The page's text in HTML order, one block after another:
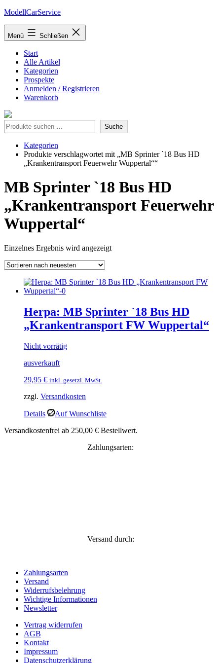
Zum
springen
ModellCarService
Menü Schließen
Start
Alle Artikel
Kategorien
Prospekte
Anmelden / Registrieren
Warenkorb
Suche Suche
Kategorien
Produkte verschlagwortet mit „MB Sprinter `18 Bus HD
„Krankentransport Feuerwehr Wuppertal““
MB Sprinter `18 Bus HD
„Krankentransport Feuerwehr
Wuppertal“
Einzelnes Ergebnis wird angezeigt
Herpa: MB Sprinter `18 Bus HD
„Krankentransport FW Wuppertal“
Nicht vorrätig
ausverkauft
29,95 € inkl. gesetzl. MwSt.
zzgl. Versandkosten
Details
Auf Wunschliste
Versandkostenfrei ab 250,00 € Bestellwert.
Zahlungsarten:
Versand durch:
Zahlungsarten
Versand
Widerrufsbelehrung
Wichtige Informationen
Newsletter
Vertrag widerrufen
AGB
Kontakt
Impressum
Datenschutzerklärung